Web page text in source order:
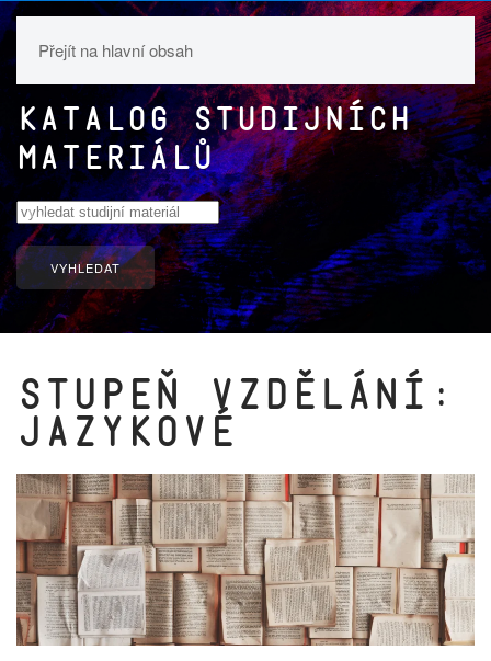
Přejít na hlavní obsah
Katalog studijních
materiálů
VYHLEDAT
Stupeň vzdělání:
jazykové